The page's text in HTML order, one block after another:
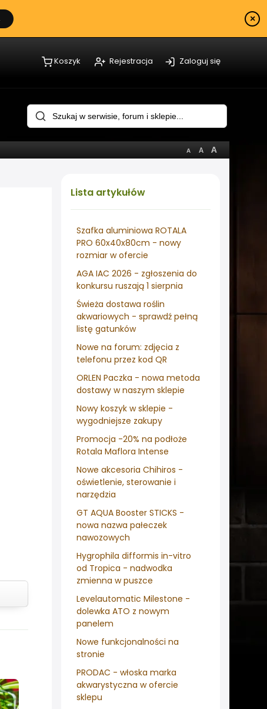
×
Koszyk Rejestracja Zaloguj się
Lista artykułów
Szafka aluminiowa ROTALA
PRO 60x40x80cm - nowy
rozmiar w ofercie
AGA IAC 2026 - zgłoszenia do
konkursu ruszają 1 sierpnia
Świeża dostawa roślin
akwariowych - sprawdź pełną
listę gatunków
Nowe na forum: zdjęcia z
telefonu przez kod QR
ORLEN Paczka - nowa metoda
dostawy w naszym sklepie
Nowy koszyk w sklepie -
wygodniejsze zakupy
Promocja -20% na podłoże
Rotala Maflora Intense
Nowe akcesoria Chihiros -
oświetlenie, sterowanie i
narzędzia
GT AQUA Booster STICKS -
nowa nazwa pałeczek
nawozowych
Hygrophila difformis in-vitro
od Tropica - nadwodka
zmienna w puszce
Levelautomatic Milestone -
dolewka ATO z nowym
panelem
Nowe funkcjonalności na
stronie
PRODAC - włoska marka
akwarystyczna w ofercie
sklepu